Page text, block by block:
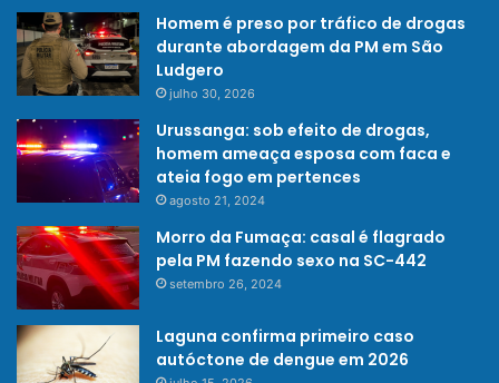
Homem é preso por tráfico de drogas
durante abordagem da PM em São
Ludgero
julho 30, 2026
Urussanga: sob efeito de drogas,
homem ameaça esposa com faca e
ateia fogo em pertences
agosto 21, 2024
Morro da Fumaça: casal é flagrado
pela PM fazendo sexo na SC-442
setembro 26, 2024
Laguna confirma primeiro caso
autóctone de dengue em 2026